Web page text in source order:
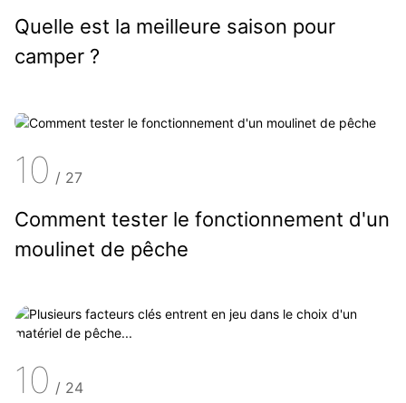
Quelle est la meilleure saison pour
camper ?
10 / 27
Comment tester le fonctionnement d'un
moulinet de pêche
10 / 24